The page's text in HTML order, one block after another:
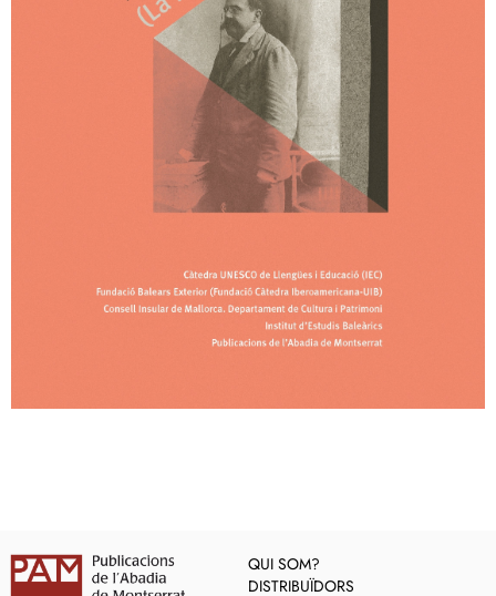
QUI SOM?
DISTRIBUÏDORS